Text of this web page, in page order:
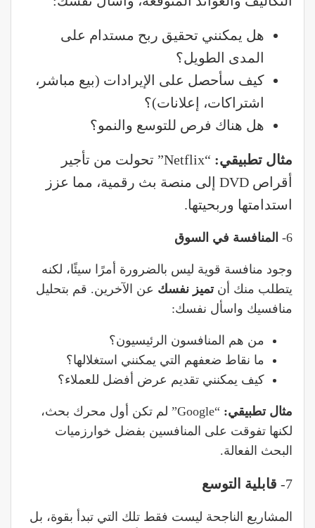
هل يمكنني تحقيق ربح مستدام على
المدى الطويل؟
كيف سأحصل على الإيرادات (بيع مباشر،
اشتراكات، إعلانات)؟
هل هناك فرص للتوسع والنمو؟
مثال تطبيقي:
“Netflix” تحولت من تأجير
أقراص DVD إلى منصة بث رقمية، مما عزز
استدامتها وربحيتها.
6- المنافسة في السوق
وجود منافسة قوية ليس بالضرورة أمرًا سيئًا، لكنه
يتطلب منك أنتميز نفسك عن الآخرين. قم بتحليل
منافسيك واسأل نفسك:
من هم المنافسون الرئيسيون؟
ما نقاط ضعفهم التي يمكنني استغلالها؟
كيف يمكنني تقديم عرض أفضل للعملاء؟
مثال تطبيقي:
“Google” لم تكن أول محرك بحث،
لكنها تفوقت على المنافسين بفضل خوارزميات
البحث الفعالة.
7- قابلية التوسع
المشاريع الناجحة ليست فقط تلك التي تبدأ بقوة، بل